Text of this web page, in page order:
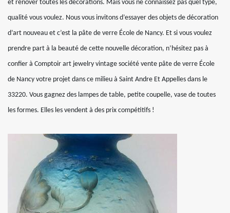
et rénover toutes les décorations. Mais vous ne connaissez pas quel type,
qualité vous voulez. Nous vous invitons d’essayer des objets de décoration
d’art nouveau et c’est la pâte de verre École de Nancy. Et si vous voulez
prendre part à la beauté de cette nouvelle décoration, n’hésitez pas à
confier à Comptoir art jewelry vintage société vente pâte de verre École
de Nancy votre projet dans ce milieu à Saint Andre Et Appelles dans le
33220. Vous gagnez des lampes de table, petite coupelle, vase de toutes
les formes. Elles les vendent à des prix compétitifs !